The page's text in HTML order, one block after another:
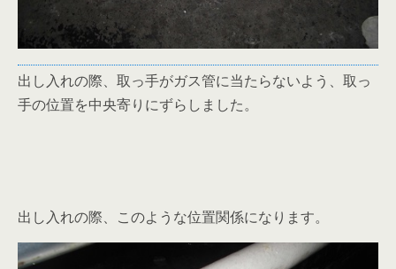
出し入れの際、取っ手がガス管に当たらないよう、取っ
手の位置を中央寄りにずらしました。
出し入れの際、このような位置関係になります。